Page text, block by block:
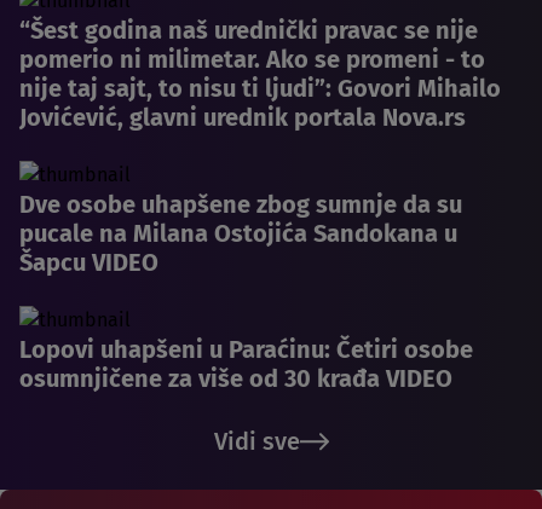
“Šest godina naš urednički pravac se nije
pomerio ni milimetar. Ako se promeni - to
nije taj sajt, to nisu ti ljudi”: Govori Mihailo
Jovićević, glavni urednik portala Nova.rs
Dve osobe uhapšene zbog sumnje da su
pucale na Milana Ostojića Sandokana u
Šapcu VIDEO
Lopovi uhapšeni u Paraćinu: Četiri osobe
osumnjičene za više od 30 krađa VIDEO
Vidi sve